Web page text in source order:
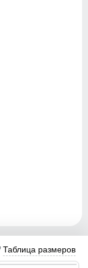
куки (cookie) и
Таблица размеров